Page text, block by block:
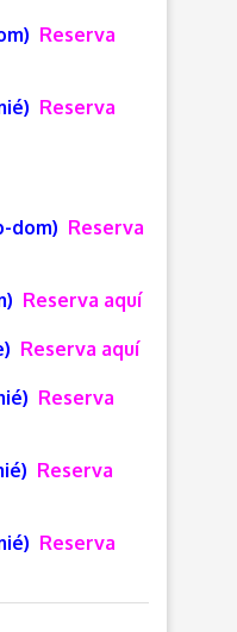
) Reserva
) Reserva
dom) Reserva
) Reserva aquí
) Reserva aquí
) Reserva
) Reserva
) Reserva